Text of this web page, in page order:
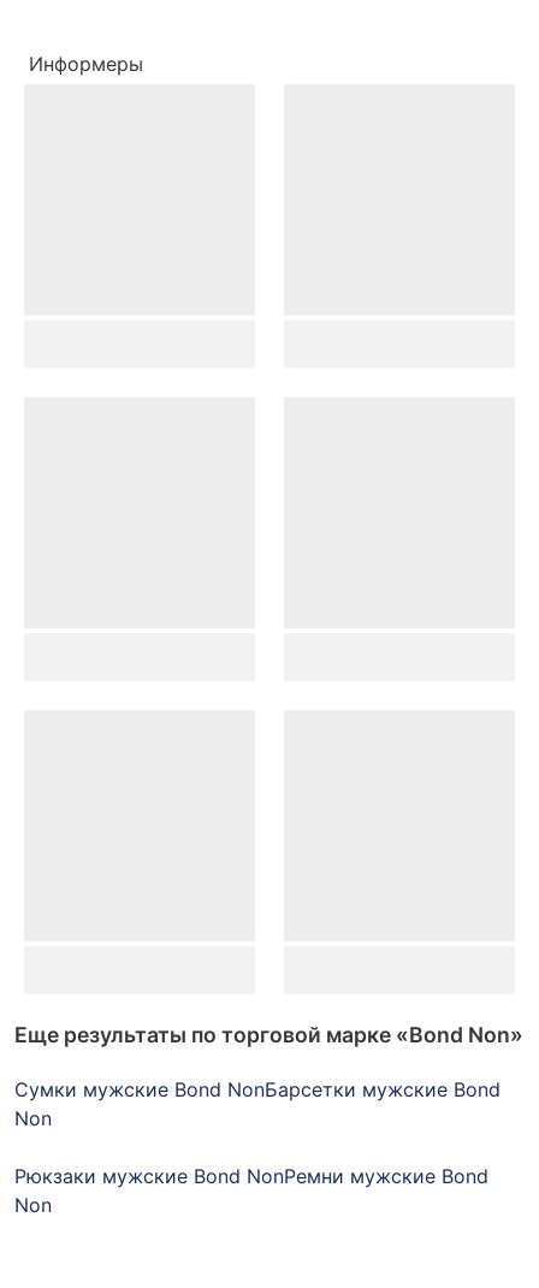
Информеры
Еще результаты по торговой марке «Bond Non»
Сумки мужские Bond NonБарсетки мужские Bond
Non
Рюкзаки мужские Bond NonРемни мужские Bond
Non